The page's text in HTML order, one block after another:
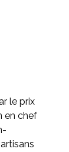
le prix
en chef